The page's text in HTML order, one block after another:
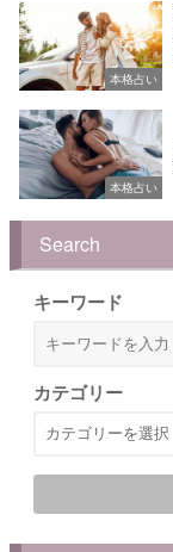
本格占い
本格占い
Search
キーワード
カテゴリー